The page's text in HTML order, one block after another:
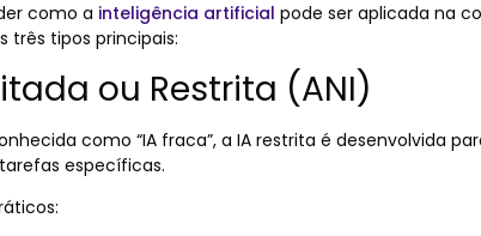
como a inteligência artificial pode ser aplicada na
três tipos principais:
ou Restrita (ANI)
como “IA fraca”, a IA restrita é desenvolvida
específicas.